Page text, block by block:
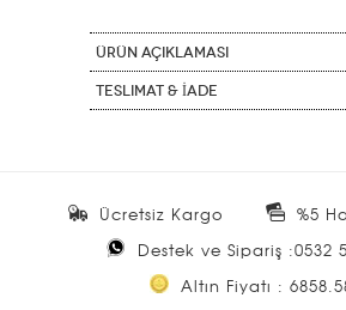
ÜRÜN AÇIKLAMASI
Teslimat & İade
Ücretsiz Kargo
%5
Destek ve Sipariş :0532
Altın Fiyatı :